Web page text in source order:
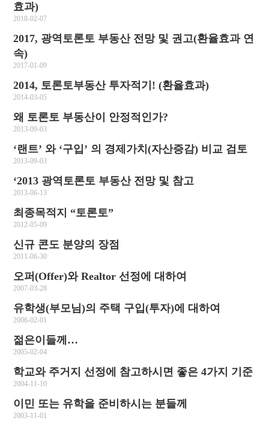
효과)
2018-02-07
2017, 광역토론토 부동산 전망 및 권고(환율효과 연
속)
2017-01-09
2014, 토론토부동산 투자적기! (환율효과)
2014-03-05
왜 토론토 부동산이 안정적인가?
2013-09-03
‘랜트’ 와 ‘구입’ 의 경제가치(자산증감) 비교 검토
2013-09-03
‘2013 광역토론토 부동산 전망 및 참고
2013-06-13
최종목적지 “토론토”
2012-05-09
신규 콘도 분양의 장점
2011-06-30
오퍼(Offer)와 Realtor 선정에 대하여
2007-03-28
유학생(부모님)의 주택 구입(투자)에 대하여
2006-02-01
젊은이들께…
2005-02-04
학교와 주거지 선정에 참고하시면 좋은 4가지 기준
2004-11-10
이민 또는 유학을 준비하시는 분들께
2003-11-01